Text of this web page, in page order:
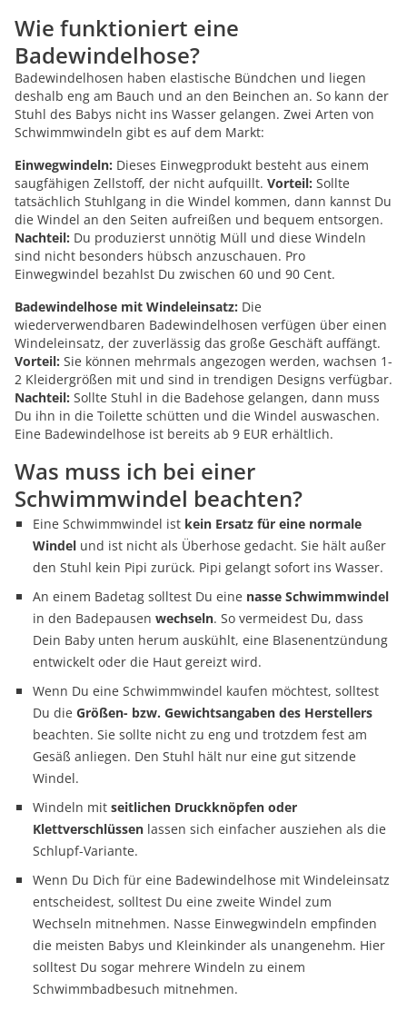
Wie funktioniert eine
Badewindelhose?
Badewindelhosen haben elastische Bündchen und liegen
deshalb eng am Bauch und an den Beinchen an. So kann der
Stuhl des Babys nicht ins Wasser gelangen. Zwei Arten von
Schwimmwindeln gibt es auf dem Markt:
Einwegwindeln: Dieses Einwegprodukt besteht aus einem
saugfähigen Zellstoff, der nicht aufquillt. Vorteil: Sollte
tatsächlich Stuhlgang in die Windel kommen, dann kannst Du
die Windel an den Seiten aufreißen und bequem entsorgen.
Nachteil: Du produzierst unnötig Müll und diese Windeln
sind nicht besonders hübsch anzuschauen. Pro
Einwegwindel bezahlst Du zwischen 60 und 90 Cent.
Badewindelhose mit Windeleinsatz: Die
wiederverwendbaren Badewindelhosen verfügen über einen
Windeleinsatz, der zuverlässig das große Geschäft auffängt.
Vorteil: Sie können mehrmals angezogen werden, wachsen 1-
2 Kleidergrößen mit und sind in trendigen Designs verfügbar.
Nachteil: Sollte Stuhl in die Badehose gelangen, dann muss
Du ihn in die Toilette schütten und die Windel auswaschen.
Eine Badewindelhose ist bereits ab 9 EUR erhältlich.
Was muss ich bei einer
Schwimmwindel beachten?
Eine Schwimmwindel ist kein Ersatz für eine normale
Windel und ist nicht als Überhose gedacht. Sie hält außer
den Stuhl kein Pipi zurück. Pipi gelangt sofort ins Wasser.
An einem Badetag solltest Du eine nasse Schwimmwindel
in den Badepausen wechseln. So vermeidest Du, dass
Dein Baby unten herum auskühlt, eine Blasenentzündung
entwickelt oder die Haut gereizt wird.
Wenn Du eine Schwimmwindel kaufen möchtest, solltest
Du die Größen- bzw. Gewichtsangaben des Herstellers
beachten. Sie sollte nicht zu eng und trotzdem fest am
Gesäß anliegen. Den Stuhl hält nur eine gut sitzende
Windel.
Windeln mit seitlichen Druckknöpfen oder
Klettverschlüssen lassen sich einfacher ausziehen als die
Schlupf-Variante.
Wenn Du Dich für eine Badewindelhose mit Windeleinsatz
entscheidest, solltest Du eine zweite Windel zum
Wechseln mitnehmen. Nasse Einwegwindeln empfinden
die meisten Babys und Kleinkinder als unangenehm. Hier
solltest Du sogar mehrere Windeln zu einem
Schwimmbadbesuch mitnehmen.